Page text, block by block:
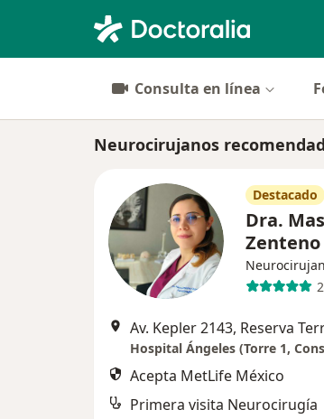
Consulta en línea
Neurocirujanos
Destacado
Dra.
Zenteno
Hospital Ángeles (Torre 1,
Acepta MetLife México
Primera visita Neurocirugía